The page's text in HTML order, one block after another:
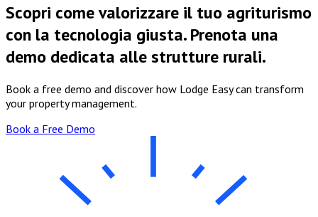
Scopri come valorizzare il tuo agriturismo
con la tecnologia giusta. Prenota una
demo dedicata alle strutture rurali.
Book a free demo and discover how Lodge Easy can transform
your property management.
Book a Free Demo